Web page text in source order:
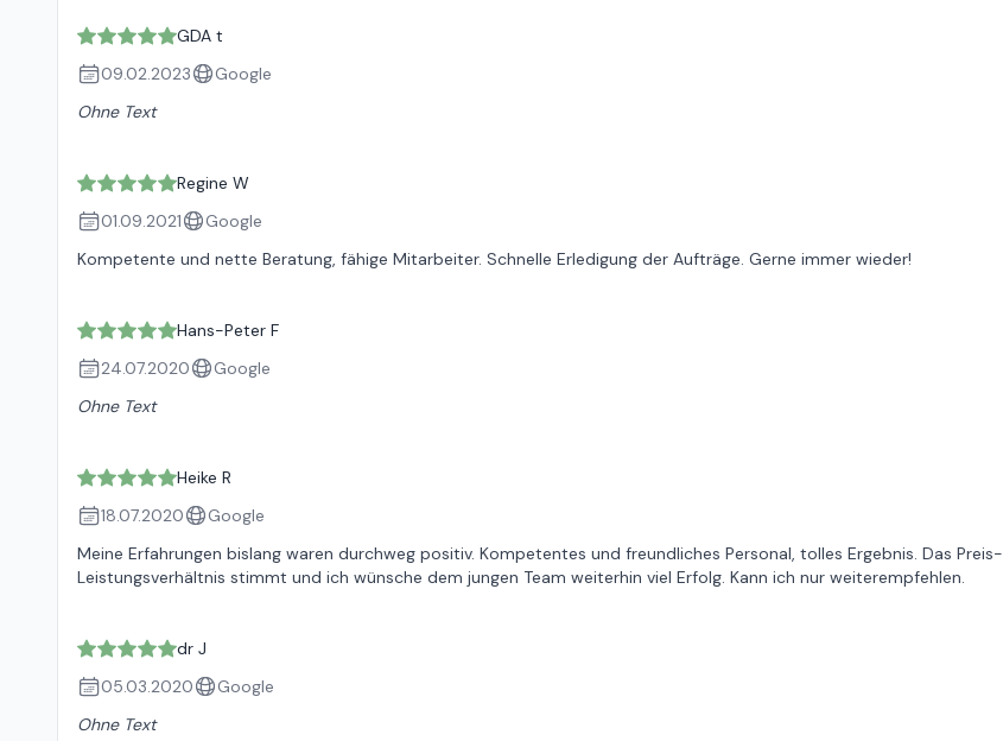
GDA t
09.02.2023
Google
Ohne Text
Regine W
01.09.2021
Google
Kompetente und nette Beratung, fähige Mitarbeiter. Schnelle Erledigung der Aufträge. Gerne immer wieder!
Hans-Peter F
24.07.2020
Google
Ohne Text
Heike R
18.07.2020
Google
Meine Erfahrungen bislang waren durchweg positiv. Kompetentes und freundliches Personal, tolles Ergebnis. Das Preis-
Leistungsverhältnis stimmt und ich wünsche dem jungen Team weiterhin viel Erfolg. Kann ich nur weiterempfehlen.
dr J
05.03.2020
Google
Ohne Text